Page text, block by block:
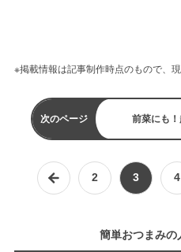
※掲載情報は記事制作時点のもので、
次のページ 前菜にも
2 3 4
簡単おつまみ